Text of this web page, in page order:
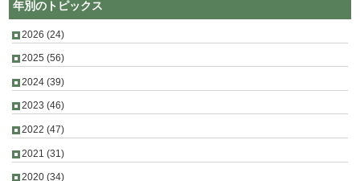
年別のトピックス
2026 (24)
2025 (56)
2024 (39)
2023 (46)
2022 (47)
2021 (31)
2020 (34)